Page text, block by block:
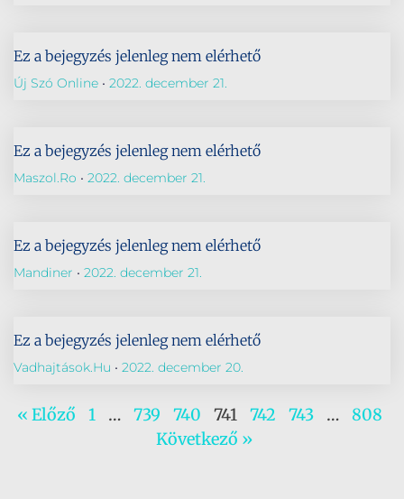
Ez a bejegyzés jelenleg nem elérhető
Új Szó Online 2022. december 21.
Ez a bejegyzés jelenleg nem elérhető
Maszol.ro 2022. december 21.
Ez a bejegyzés jelenleg nem elérhető
Mandiner 2022. december 21.
Ez a bejegyzés jelenleg nem elérhető
Vadhajtások.hu 2022. december 20.
« Előző 1 … 739 740 741 742 743 …
808
Következő »